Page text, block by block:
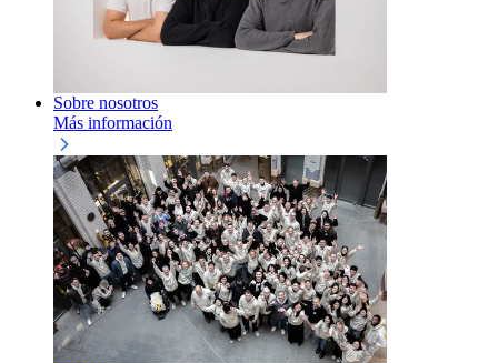
Sobre nosotros
Más información